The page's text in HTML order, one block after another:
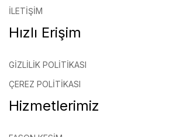
İLETIŞIM
Hızlı Erişim
GİZLİLİK POLİTİKASI
ÇEREZ POLİTİKASI
Hizmetlerimiz